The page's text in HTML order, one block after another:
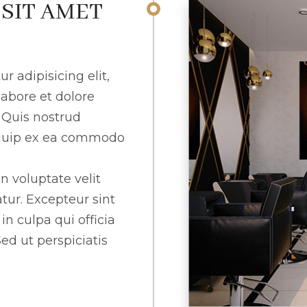
AMET
adipisicing elit,
et dolore
nostrud
ex ea commodo
voluptate velit
Excepteur sint
culpa qui officia
ut perspiciatis